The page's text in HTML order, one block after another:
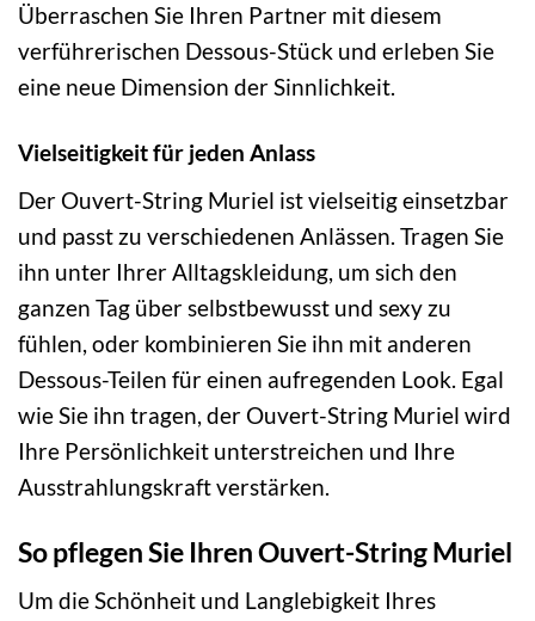
Überraschen Sie Ihren Partner mit diesem
verführerischen Dessous-Stück und erleben Sie
eine neue Dimension der Sinnlichkeit.
Vielseitigkeit für jeden Anlass
Der Ouvert-String Muriel ist vielseitig einsetzbar
und passt zu verschiedenen Anlässen. Tragen Sie
ihn unter Ihrer Alltagskleidung, um sich den
ganzen Tag über selbstbewusst und sexy zu
fühlen, oder kombinieren Sie ihn mit anderen
Dessous-Teilen für einen aufregenden Look. Egal
wie Sie ihn tragen, der Ouvert-String Muriel wird
Ihre Persönlichkeit unterstreichen und Ihre
Ausstrahlungskraft verstärken.
So pflegen Sie Ihren Ouvert-String Muriel
Um die Schönheit und Langlebigkeit Ihres